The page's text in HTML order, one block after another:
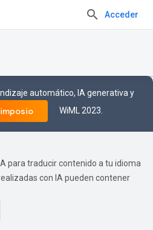
Acceder
automático, IA generativa y
WiML 2023.
para traducir contenido a tu idioma
con IA pueden contener